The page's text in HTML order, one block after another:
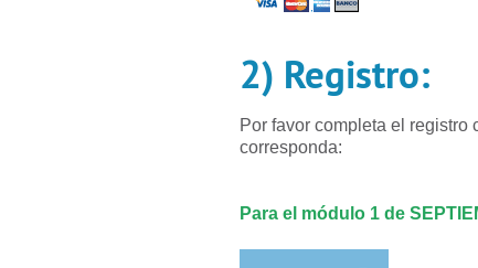
2) Registro:
Por favor completa el registro
corresponda:
Para el módulo 1 de